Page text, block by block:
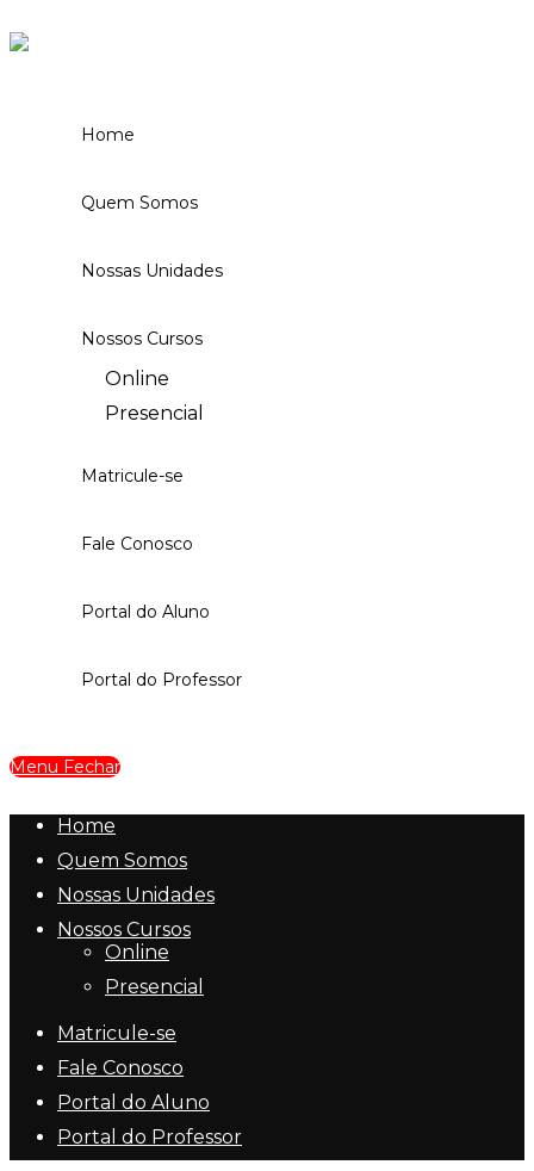
Home
Quem Somos
Nossas Unidades
Nossos Cursos
Online
Presencial
Matricule-se
Fale Conosco
Portal do Aluno
Portal do Professor
Menu Fechar
Home
Quem Somos
Nossas Unidades
Nossos Cursos
Online
Presencial
Matricule-se
Fale Conosco
Portal do Aluno
Portal do Professor